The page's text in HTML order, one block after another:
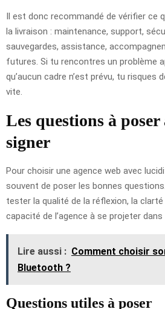
Il est donc recommandé de vérifier ce
la livraison : maintenance, support,
sauvegardes, assistance,
futures. Si tu rencontres un problème
qu’aucun cadre n’est prévu, tu risques
vite.
Les questions à
signer
Pour choisir une agence web avec
souvent de poser les bonnes
tester la qualité de la réflexion, la
capacité de l’agence à se projeter
Lire aussi : Comment choisir
Bluetooth ?
Questions utiles à poser